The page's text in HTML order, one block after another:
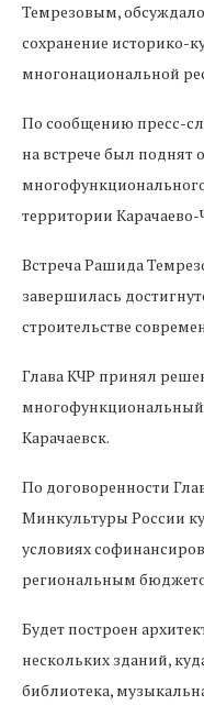
Темрезовым,
сохранение историко-
многонациональной
По сообщению пресс-
на встрече был поднят
территории Карачаево-
Встреча Рашида
завершилась
строительстве
Глава КЧР принял
многофункциональный
Карачаевск.
По договоренности
Минкультуры России
условиях
региональным
Будет построен
нескольких зданий,
библиотека,